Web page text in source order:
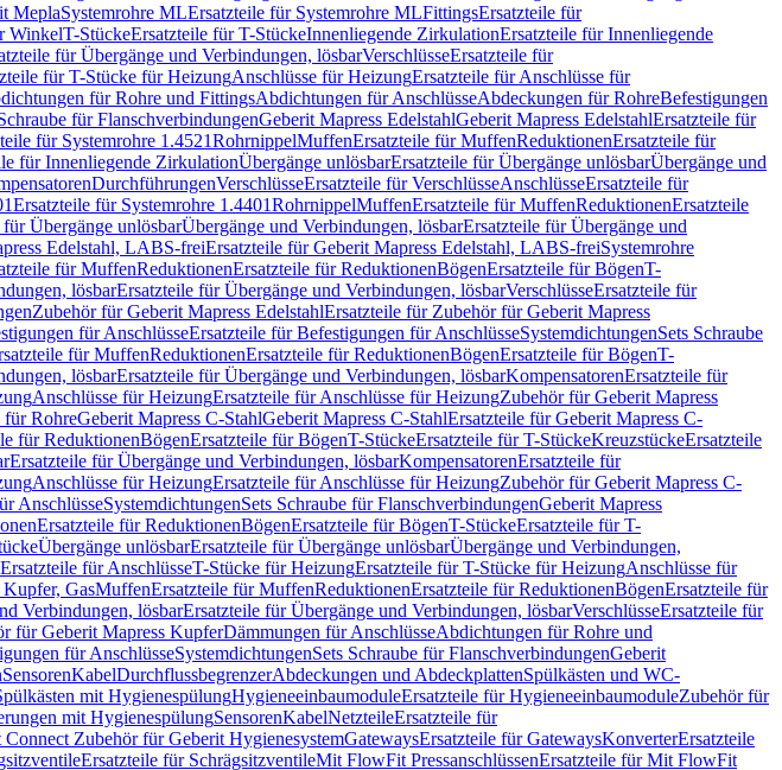
MeplaSystemrohre MLErsatzteile für Systemrohre MLFittingsErsatzteile für
WinkelT-StückeErsatzteile für T-StückeInnenliegende ZirkulationErsatzteile für Innenliegende
für Übergänge und Verbindungen, lösbarVerschlüsseErsatzteile für
für T-Stücke für HeizungAnschlüsse für HeizungErsatzteile für Anschlüsse für
für Rohre und FittingsAbdichtungen für AnschlüsseAbdeckungen für RohreBefestigungen
für FlanschverbindungenGeberit Mapress EdelstahlGeberit Mapress EdelstahlErsatzteile für
für Systemrohre 1.4521RohrnippelMuffenErsatzteile für MuffenReduktionenErsatzteile für
für Innenliegende ZirkulationÜbergänge unlösbarErsatzteile für Übergänge unlösbarÜbergänge und
DurchführungenVerschlüsseErsatzteile für VerschlüsseAnschlüsseErsatzteile für
Ersatzteile für Systemrohre 1.4401RohrnippelMuffenErsatzteile für MuffenReduktionenErsatzteile
Übergänge unlösbarÜbergänge und Verbindungen, lösbarErsatzteile für Übergänge und
Edelstahl, LABS-freiErsatzteile für Geberit Mapress Edelstahl, LABS-freiSystemrohre
für MuffenReduktionenErsatzteile für ReduktionenBögenErsatzteile für BögenT-
lösbarErsatzteile für Übergänge und Verbindungen, lösbarVerschlüsseErsatzteile für
Zubehör für Geberit Mapress EdelstahlErsatzteile für Zubehör für Geberit Mapress
für AnschlüsseErsatzteile für Befestigungen für AnschlüsseSystemdichtungenSets Schraube
für MuffenReduktionenErsatzteile für ReduktionenBögenErsatzteile für BögenT-
lösbarErsatzteile für Übergänge und Verbindungen, lösbarKompensatorenErsatzteile für
Anschlüsse für HeizungErsatzteile für Anschlüsse für HeizungZubehör für Geberit Mapress
für RohreGeberit Mapress C-StahlGeberit Mapress C-StahlErsatzteile für Geberit Mapress C-
für ReduktionenBögenErsatzteile für BögenT-StückeErsatzteile für T-StückeKreuzstückeErsatzteile
Ersatzteile für Übergänge und Verbindungen, lösbarKompensatorenErsatzteile für
Anschlüsse für HeizungErsatzteile für Anschlüsse für HeizungZubehör für Geberit Mapress C-
AnschlüsseSystemdichtungenSets Schraube für FlanschverbindungenGeberit Mapress
Ersatzteile für ReduktionenBögenErsatzteile für BögenT-StückeErsatzteile für T-
Übergänge unlösbarErsatzteile für Übergänge unlösbarÜbergänge und Verbindungen,
Ersatzteile für AnschlüsseT-Stücke für HeizungErsatzteile für T-Stücke für HeizungAnschlüsse für
GasMuffenErsatzteile für MuffenReduktionenErsatzteile für ReduktionenBögenErsatzteile für
Verbindungen, lösbarErsatzteile für Übergänge und Verbindungen, lösbarVerschlüsseErsatzteile für
für Geberit Mapress KupferDämmungen für AnschlüsseAbdichtungen für Rohre und
für AnschlüsseSystemdichtungenSets Schraube für FlanschverbindungenGeberit
SensorenKabelDurchflussbegrenzerAbdeckungen und AbdeckplattenSpülkästen und WC-
mit HygienespülungHygieneeinbaumoduleErsatzteile für HygieneeinbaumoduleZubehör für
mit HygienespülungSensorenKabelNetzteileErsatzteile für
Zubehör für Geberit HygienesystemGatewaysErsatzteile für GatewaysKonverterErsatzteile
Ersatzteile für SchrägsitzventileMit FlowFit PressanschlüssenErsatzteile für Mit FlowFit